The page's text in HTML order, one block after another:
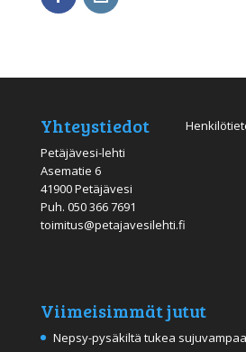
Yhteystiedot
Petäjävesi-lehti
Asematie 6
41900 Petäjävesi
Puh. 050 366 7691
toimitus@petajavesilehti.fi
Viimeisimmät jutut
Nepsy-pysäkiltä tukea